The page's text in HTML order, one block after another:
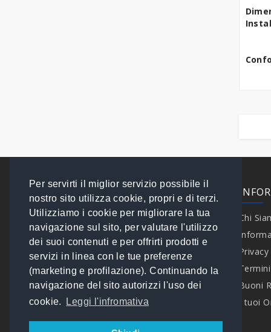
Per servirti il miglior servizio possibile il
nostro sito utilizza cookie, propri e di terzi.
Utilizziamo i cookie per migliorare la tua
navigazione sul sito, per valutare l'utilizzo
dei suoi contenuti e per offrirti prodotti e
servizi in linea con le tue preferenze
(marketing e profilazione). Continuando la
navigazione del sito autorizzi l'uso dei
cookie.
Leggi l'infromativa
EXTRA
Contattaci
Speciali
Brand
I tuoi Ordini
Mappa del Sito
Chi
Buoni
I tuoi